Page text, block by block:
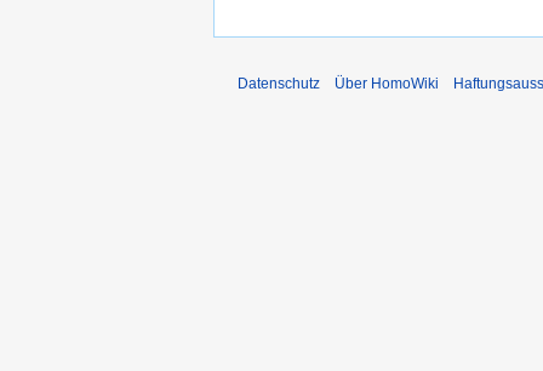
Datenschutz Über HomoWiki